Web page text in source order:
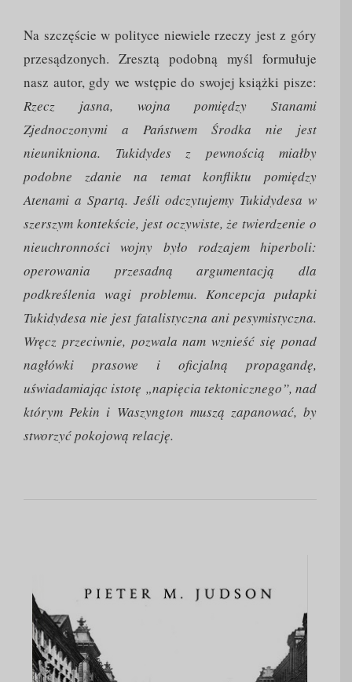
Na szczęście w polityce niewiele rzeczy jest z góry
przesądzonych. Zresztą podobną myśl formułuje
nasz autor, gdy we wstępie do swojej książki pisze:
Rzecz jasna, wojna pomiędzy Stanami
Zjednoczonymi a Państwem Środka nie jest
nieunikniona. Tukidydes z pewnością miałby
podobne zdanie na temat konfliktu pomiędzy
Atenami a Spartą. Jeśli odczytujemy Tukidydesa w
szerszym kontekście, jest oczywiste, że twierdzenie o
nieuchronności wojny było rodzajem hiperboli:
operowania przesadną argumentacją dla
podkreślenia wagi problemu. Koncepcja pułapki
Tukidydesa nie jest fatalistyczna ani pesymistyczna.
Wręcz przeciwnie, pozwala nam wznieść się ponad
nagłówki prasowe i oficjalną propagandę,
uświadamiając istotę „napięcia tektonicznego”, nad
którym Pekin i Waszyngton muszą zapanować, by
stworzyć pokojową relację.